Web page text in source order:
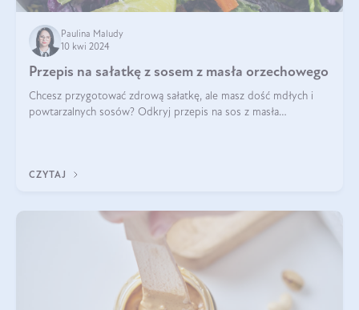
Paulina Maludy
10 kwi 2024
Przepis na sałatkę z sosem z masła orzechowego
Chcesz przygotować zdrową sałatkę, ale masz dość mdłych i
powtarzalnych sosów? Odkryj przepis na sos z masła
CZYTAJ